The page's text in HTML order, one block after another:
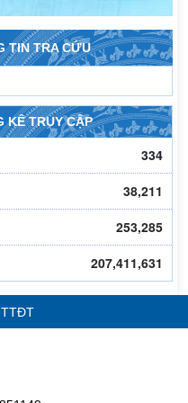
TIN TRA CỨU
KÊ TRUY CẬP
334
38,211
253,285
207,411,631